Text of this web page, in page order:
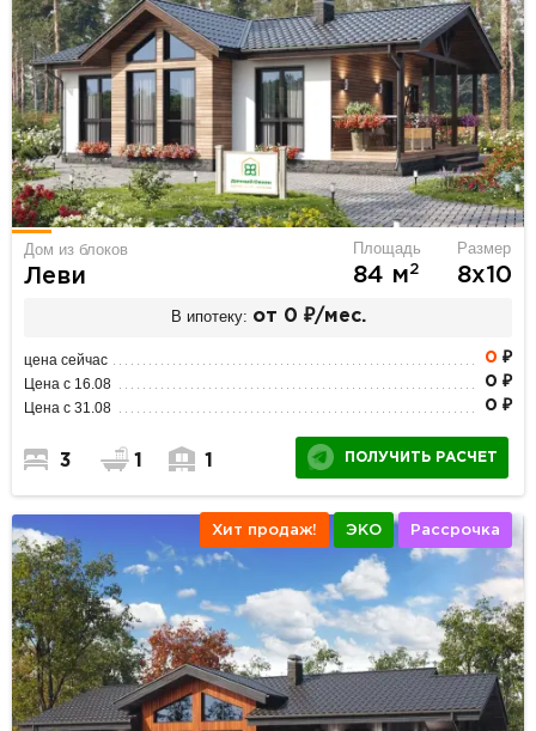
Дом из блоков
Леви
Площадь
84 м2
Размер
8х10
В ипотеку: от 0 ₽/мес.
цена сейчас 0 ₽
Цена с 16.08 0 ₽
Цена с 31.08 0 ₽
3 1 1 ПОЛУЧИТЬ РАСЧЕТ
Хит продаж! ЭКО Рассрочка